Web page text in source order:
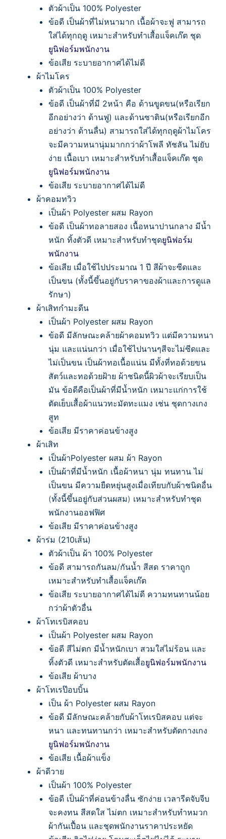
ตัวผ้าเป็น 100% Polyester
ข้อดี เป็นผ้าที่ไม่หนามาก เนื้อผ้าจะฟู สามารถ
ใส่ได้ทุกฤดู เหมาะสำหรับทำเสื้อแจ็คเก๊ต ชุด
ยูนิฟอร์มพนักงาน
ข้อเสีย ระบายอากาศได้ไม่ดี
ผ้าไมโคร
ตัวผ้าเป็น 100% Polyester
ข้อดี เป็นผ้าที่มี 2หน้า คือ ด้านขูดขน(หรือเรียก
อีกอย่างว่า ด้านฟู) และด้านซาติน(หรือเรียกอีก
อย่างว่า ด้านลื่น) สามารถใส่ได้ทุกฤดูผ้าไมโคร
จะมีความหนานุ่มมากกว่าผ้าโพลี ทัชลัน ไม่ยับ
ง่าย เนื้อเบา เหมาะสำหรับทำเสื้อแจ็คเก๊ต ชุด
ยูนิฟอร์มพนักงาน
ข้อเสีย ระบายอากาศได้ไม่ดี
ผ้าคอมทวิว
เป็นผ้า Polyester ผสม Rayon
ข้อดี เป็นผ้าทอลายสอง เนื้อหนาปานกลาง มีน้ำ
หนัก ทิ้งตัวดี เหมาะสำหรับทำชุดยูนิฟอร์ม
พนักงาน
ข้อเสีย เมื่อใช้ไปประมาณ 1 ปี สีผ้าจะซีดและ
เป็นขน (ทั้งนี้ขึ้นอยู่กับราคาของผ้าและการดูแล
รักษา)
ผ้าเสิทกำมะดีน
เป็นผ้า Polyester ผสม Rayon
ข้อดี มีลักษณะคล้ายผ้าคอมทวิว แต่มีความหนา
นุ่ม และแน่นกว่า เมื่อใช้ไปนานๆสีจะไม่ซีดและ
ไม่เป็นขน เป็นผ้าทอเนื้อแน่น มีทั้งที่ทอด้วยขน
สัตว์และทอด้วยฝ้าย ผ้าชนิดนี้ผิวผ้าจะเรียบเป็น
มัน ข้อดีคือเป็นผ้าที่มีน้ำหนัก เหมาะแก่การใช้
ตัดเย็บเสื้อผ้าแนวทะมัดทะแมง เช่น ชุดกางเกง
สูท
ข้อเสีย มีราคาค่อนข้างสูง
ผ้าเสิท
เป็นผ้าPolyester ผสม ผ้า Rayon
เป็นผ้าที่มีน้ำหนัก เนื้อผ้าหนา นุ่ม ทนทาน ไม่
เป็นขน มีความยืดหยุ่นสูงเมื่อเทียบกับผ้าชนิดอื่น
(ทั้งนี้ขึ้นอยู่กับส่วนผสม) เหมาะสำหรับทำชุด
พนักงานออฟฟิศ
ข้อเสีย มีราคาค่อนข้างสูง
ผ้าร่ม (210เส้น)
ตัวผ้าเป็น ผ้า 100% Polyester
ข้อดี สามารถกันลม/กันน้ำ สีสด ราคาถูก
เหมาะสำหรับทำเสื้อแจ็คเก๊ต
ข้อเสีย ระบายอากาศได้ไม่ดี ความทนทานน้อย
กว่าผ้าตัวอื่น
ผ้าโทเรบิสคอบ
เป็นผ้า Polyester ผสม Rayon
ข้อดี สีไม่ตก มีน้ำหนักเบา สวมใส่ไม่ร้อน และ
ทิ้งตัวดี เหมาะสำหรับตัดเสื้อยูนิฟอร์มพนักงาน
ข้อเสีย ผ้าบาง
ผ้าโทเรป๊อบบิ้น
เป็น ผ้า Polyester ผสม Rayon
ข้อดี มีลักษณะคล้ายกับผ้าโทเรบิสคอบ แต่จะ
หนา และทนทานกว่า เหมาะสำหรับตัดกางเกง
ยูนิฟอร์มพนักงาน
ข้อเสีย เนื้อผ้าแข็ง
ผ้าดีวาย
เป็นผ้า 100% Polyester
ข้อดี เป็นผ้าที่ค่อนข้างลื่น ซักง่าย เวลารีดจับจีบ
จะคงทน สีสดใส ไม่ตก เหมาะสำหรับทำหมวก
ผ้ากันเปื้อน และชุดพนักงานราคาประหยัด